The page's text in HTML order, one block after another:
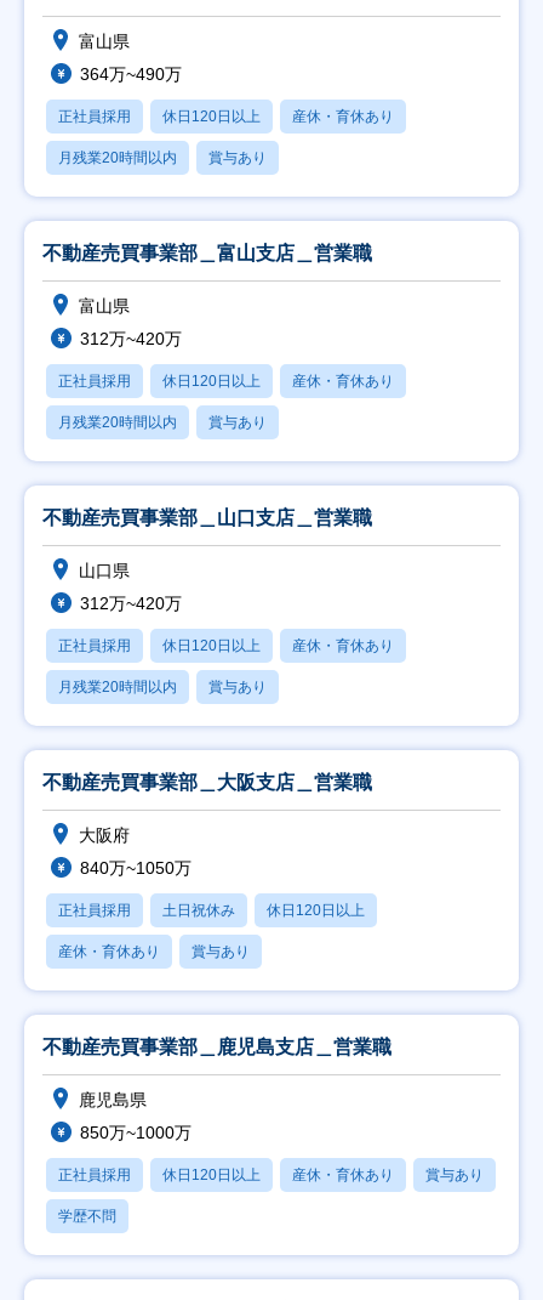
富山県
364万~490万
正社員採用 休日120日以上 産休・育休あり
月残業20時間以内 賞与あり
不動産売買事業部＿富山支店＿営業職
富山県
312万~420万
正社員採用 休日120日以上 産休・育休あり
月残業20時間以内 賞与あり
不動産売買事業部＿山口支店＿営業職
山口県
312万~420万
正社員採用 休日120日以上 産休・育休あり
月残業20時間以内 賞与あり
不動産売買事業部＿大阪支店＿営業職
大阪府
840万~1050万
正社員採用 土日祝休み 休日120日以上
産休・育休あり 賞与あり
不動産売買事業部＿鹿児島支店＿営業職
鹿児島県
850万~1000万
正社員採用 休日120日以上 産休・育休あり 賞与あり
学歴不問